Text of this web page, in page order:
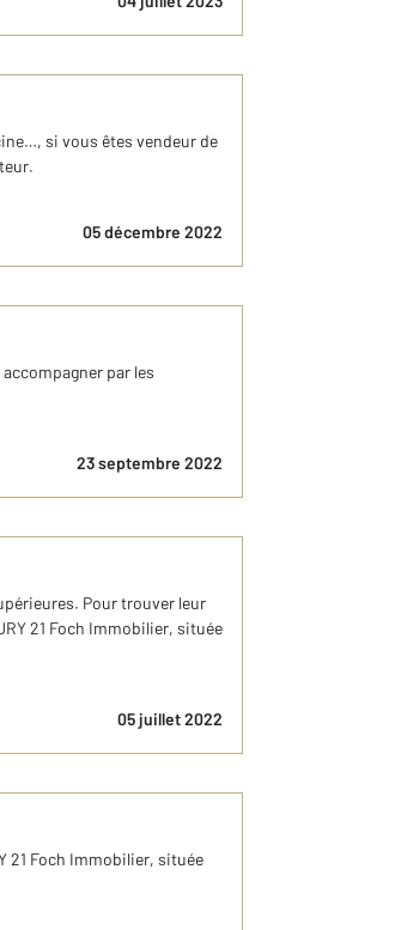
si vous êtes vendeur de
05 décembre 2022
par les
23 septembre 2022
Pour trouver leur
21 Foch Immobilier, située
05 juillet 2022
21 Foch Immobilier, située